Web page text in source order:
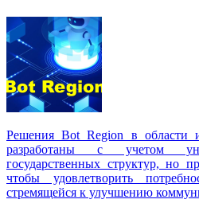
Решения Вot Region в области
разработаны с учетом
государственных структур, но
чтобы удовлетворить
стремящейся к улучшению